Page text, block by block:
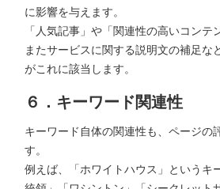
に影響を与えます。
「人気記事」や「関連性の高いコンテ
またサービスに関する説明文の補足な
がこれに該当します。
６．キーワード関連性
キーワード自体の関連性も、ページの
す。
例えば、「ホワイトハウス」というキ